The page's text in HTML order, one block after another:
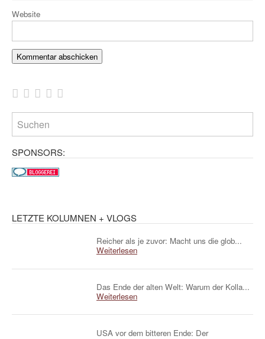
Website
SPONSORS:
LETZTE KOLUMNEN + VLOGS
Reicher als je zuvor: Macht uns die glob...
Weiterlesen
Das Ende der alten Welt: Warum der Kolla...
Weiterlesen
USA vor dem bitteren Ende: Der